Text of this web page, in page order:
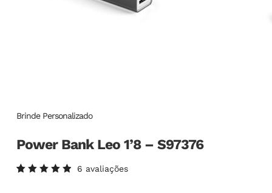
Brinde Personalizado
Power Bank Leo 1’8 – S97376
6 avaliações